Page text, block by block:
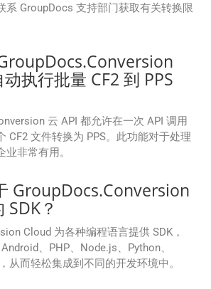
系 GroupDocs 支持部门获取有关转换限
执行批量 CF2 到 PPS
云 API 都允许在一次 API 调用
CF2 文件转换为 PPS。此功能对于处理
非常有用。
GroupDocs.Conversion
SDK？
Cloud 为各种编程语言提供 SDK，
、PHP、Node.js、Python、
从而轻松集成到不同的开发环境中。